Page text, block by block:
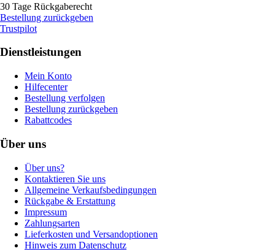
30 Tage Rückgaberecht
Bestellung zurückgeben
Trustpilot
Dienstleistungen
Mein Konto
Hilfecenter
Bestellung verfolgen
Bestellung zurückgeben
Rabattcodes
Über uns
Über uns?
Kontaktieren Sie uns
Allgemeine Verkaufsbedingungen
Rückgabe & Erstattung
Impressum
Zahlungsarten
Lieferkosten und Versandoptionen
Hinweis zum Datenschutz